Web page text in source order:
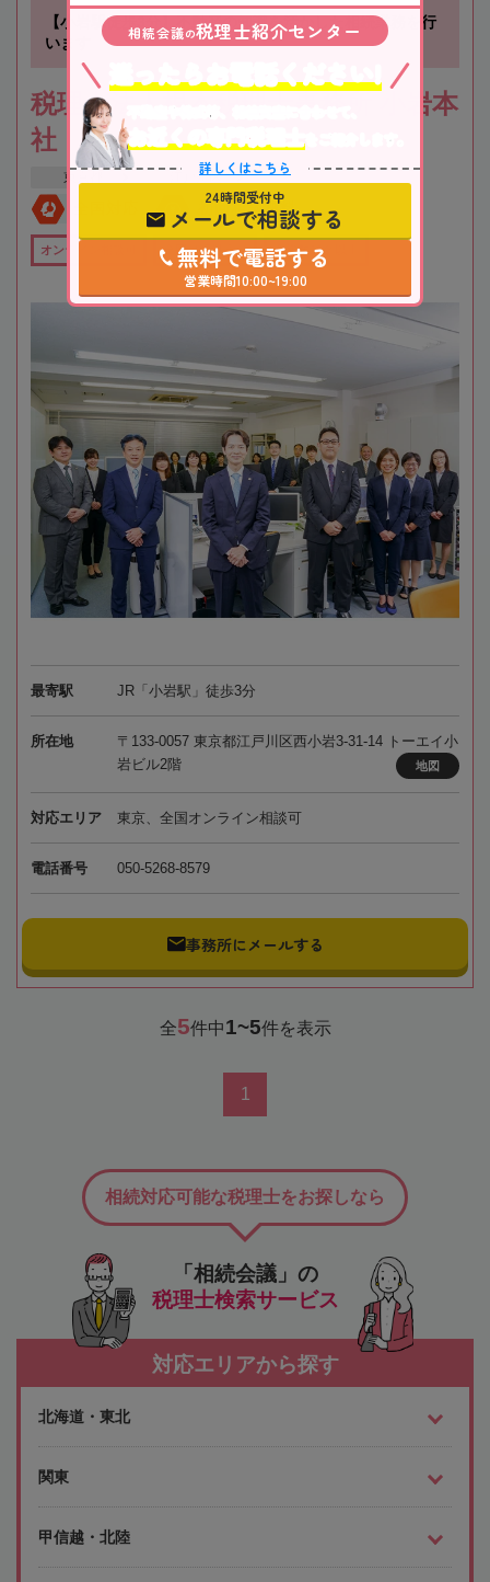
【小岩駅徒歩3分】不動産の知識を活かした相続業務を行
います
税理士法人根本税理士事務所 小岩本
社
東京都 江戸川区
初回相談無料
オンライン相談可 全国出張対応可 在籍数10名以上
最寄駅 JR「小岩駅」徒歩3分
所在地
〒133-0057 東京都江戸川区西小岩3-31-14 トーエイ小
岩ビル2階
地図
対応エリア 東京、全国オンライン相談可
電話番号 050-5268-8579
事務所にメールする
全5件中1~5件を表示
1
「相続会議」の
税理士検索サービス
相続対応可能な税理士をお探しなら
対応エリアから探す
北海道・東北
関東
甲信越・北陸
相続会議の税理士紹介センター
不動産や株式等、相続資産に合わせて、
お近くの専門税理士
をご紹介します。
詳しくはこちら
24時間受付中
メールで相談する
無料で電話する
営業時間10:00~19:00